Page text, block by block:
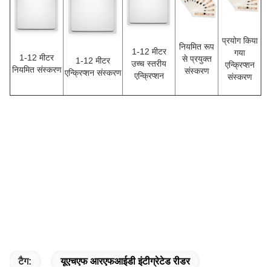
1-12 मीटर
नियमित संस्करण
1-12 मीटर
एन्क्रिप्शन संस्करण
1-12 मीटर
उच्च स्तरीय
एन्क्रिप्शन
नियमित रूप
से प्रयुक्त
संस्करण
प्रयोग किया
गया
एन्क्रिप्शन
संस्करण
टैग: यूएचएफ आरएफआईडी इंटीग्रेटेड रीडर